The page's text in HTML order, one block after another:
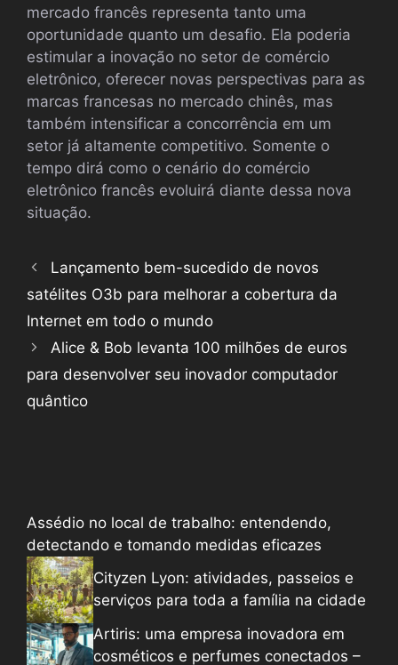
mercado francês representa tanto uma
oportunidade quanto um desafio. Ela poderia
estimular a inovação no setor de comércio
eletrônico, oferecer novas perspectivas para as
marcas francesas no mercado chinês, mas
também intensificar a concorrência em um
setor já altamente competitivo. Somente o
tempo dirá como o cenário do comércio
eletrônico francês evoluirá diante dessa nova
situação.
Lançamento bem-sucedido de novos
satélites O3b para melhorar a cobertura da
Internet em todo o mundo
Alice & Bob levanta 100 milhões de euros
para desenvolver seu inovador computador
quântico
Assédio no local de trabalho: entendendo,
detectando e tomando medidas eficazes
Cityzen Lyon: atividades, passeios e
serviços para toda a família na cidade
Artiris: uma empresa inovadora em
cosméticos e perfumes conectados –